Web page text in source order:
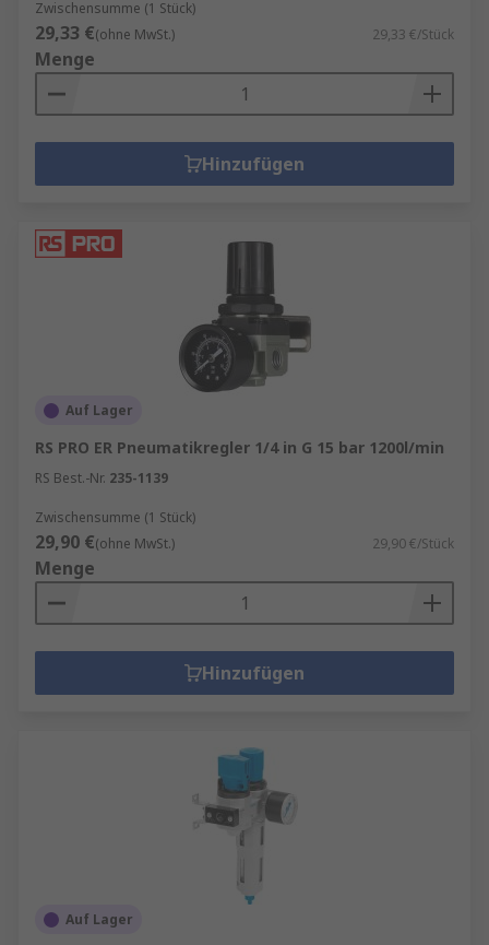
Zwischensumme (1 Stück)
29,33 €(ohne MwSt.) 29,33 €/Stück
Menge
Hinzufügen
Auf Lager
RS PRO ER Pneumatikregler 1/4 in G 15 bar 1200l/min
RS Best.-Nr. 235-1139
Zwischensumme (1 Stück)
29,90 €(ohne MwSt.) 29,90 €/Stück
Menge
Hinzufügen
Auf Lager